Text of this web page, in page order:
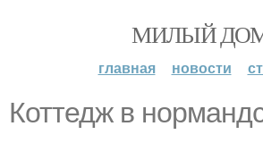
МИЛЫЙ
главная новости
Коттедж в